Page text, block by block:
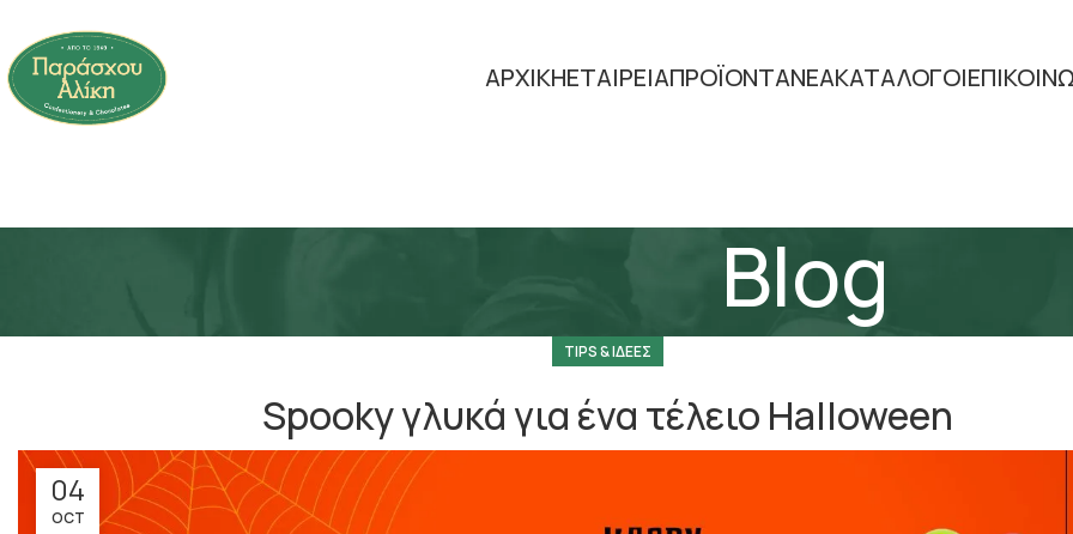
ΑΡΧΙΚΗΕΤΑΙΡΕΙΑΠΡΟΪΟΝΤΑΝΕΑΚΑΤΑΛΟΓΟΙ
Blog
TIPS & ΙΔΕΕΣ
Spooky γλυκά για ένα τέλειο Halloween
04
OCT